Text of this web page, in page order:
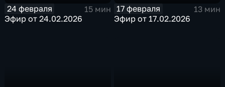
24 февраля
15 мин
Эфир от 24.02.2026
17 февраля
13 мин
Эфир от 17.02.2026